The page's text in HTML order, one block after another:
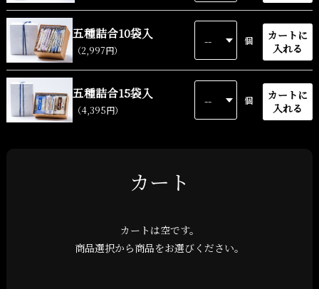
五種詰合10袋入
（2,997円）
個
カートに
入れる
五種詰合15袋入
（4,395円）
個
カートに
入れる
カート
カートは空です。
商品選択から商品をお選びください。